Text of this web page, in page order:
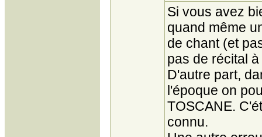
Si vous avez
quand même
de chant (et
pas de récital
D'autre part,
l'époque on
TOSCANE.
connu.